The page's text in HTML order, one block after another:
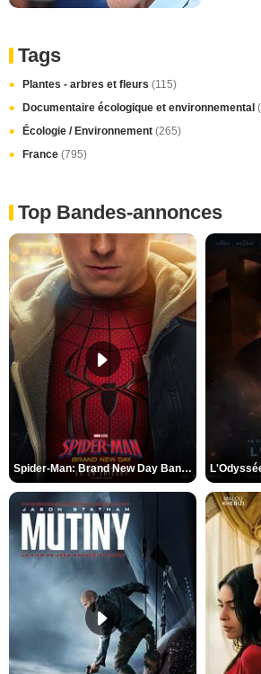
Tags
Plantes - arbres et fleurs (115)
Documentaire écologique et environnemental
Écologie / Environnement (265)
France (795)
Top Bandes-annonces
Spider-Man: Brand New Day Bande-annonce VO STFR